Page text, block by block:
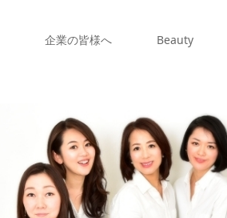
企業の皆様へ Beauty